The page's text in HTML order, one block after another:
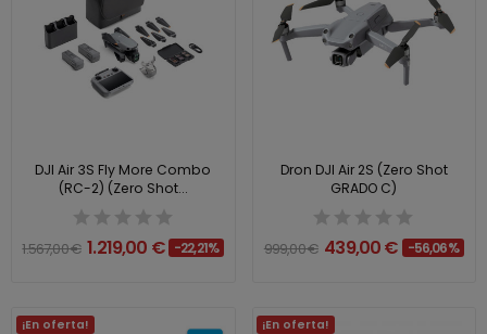
DJI Air 3S Fly More Combo
(RC-2) (Zero Shot...
1.567,00 € 1.219,00 € -22,21%
Dron DJI Air 2S (Zero Shot
GRADO C)
999,00 € 439,00 € -56,06%
¡En oferta! ¡En oferta!